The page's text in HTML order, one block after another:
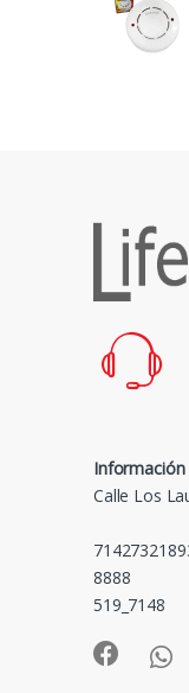
Calle Los
8888
519_7148